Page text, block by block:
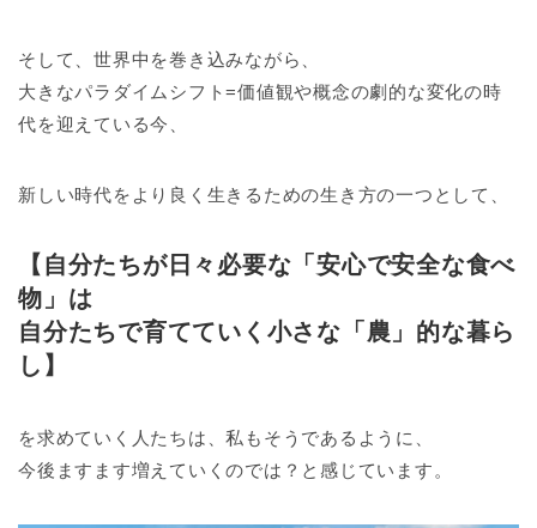
そして、世界中を巻き込みながら、
大きなパラダイムシフト=価値観や概念の劇的な変化の時
代を迎えている今、
新しい時代をより良く生きるための生き方の一つとして、
【自分たちが日々必要な「安心で安全な食べ
物」は
自分たちで育てていく小さな「農」的な暮ら
し】
を求めていく人たちは、私もそうであるように、
今後ますます増えていくのでは？と感じています。